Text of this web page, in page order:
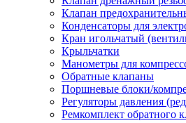
Клапан
Конденсаторы для
Кран игольчатый
Крыльчатки
Манометры для
Обратные клапаны
Поршневые блоки/
Регуляторы давления
Ремкомплект обратного